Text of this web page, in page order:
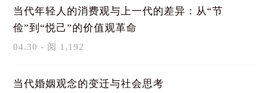
当代年轻人的消费观与上一代的差异：从“节
俭”到“悦己”的价值观革命
04.30 - 阅 1,192
当代婚姻观念的变迁与社会思考